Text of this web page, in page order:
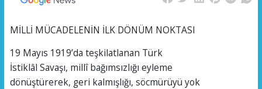
MİLLİ MÜCADELENİN İLK DÖNÜM NOKTASI
19 Mayıs 1919’da teşkilatlanan Türk
İstiklâl Savaşı, millî bağımsızlığı eyleme
dönüştürerek, geri kalmışlığı, söcmürüyü yok